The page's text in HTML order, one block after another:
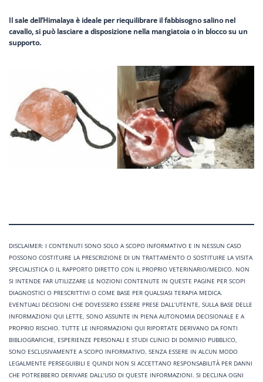
Il sale dell’Himalaya è ideale per riequilibrare il fabbisogno salino nel
cavallo, si può lasciare a disposizione nella mangiatoia o in blocco su un
supporto.
DISCLAIMER: I CONTENUTI SONO SOLO A SCOPO INFORMATIVO E IN NESSUN CASO
POSSONO COSTITUIRE LA PRESCRIZIONE DI UN TRATTAMENTO O SOSTITUIRE LA VISITA
SPECIALISTICA O IL RAPPORTO DIRETTO CON IL PROPRIO VETERINARIO/MEDICO. NON
SI INTENDE FAR UTILIZZARE LE NOZIONI CONTENUTE IN QUESTE PAGINE PER SCOPI
DIAGNOSTICI O PRESCRITTIVI O COME BASE PER QUALSIASI TERAPIA MEDICA.
EVENTUALI DECISIONI CHE DOVESSERO ESSERE PRESE DALL’UTENTE, SULLA BASE DELLE
INFORMAZIONI QUI LETTE, SONO ASSUNTE IN PIENA AUTONOMIA DECISIONALE E A
PROPRIO RISCHIO. TUTTE LE INFORMAZIONI QUI RIPORTATE DERIVANO DA FONTI
BIBLIOGRAFICHE, ESPERIENZE PERSONALI E STUDI CLINICI DI DOMINIO PUBBLICO,
SONO ESCLUSIVAMENTE A SCOPO INFORMATIVO, SENZA ESSERE IN ALCUN MODO
LEGALMENTE PERSEGUIBILI E QUINDI NON SI ACCETTANO RESPONSABILITÀ PER DANNI
CHE POTREBBERO DERIVARE DALL’USO DI QUESTE INFORMAZIONI. SI DECLINA OGNI